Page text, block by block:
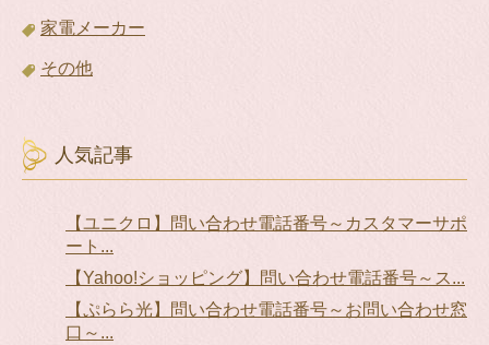
家電メーカー
その他
人気記事
【ユニクロ】問い合わせ電話番号～カスタマーサポ
ート...
【Yahoo!ショッピング】問い合わせ電話番号～ス...
【ぷらら光】問い合わせ電話番号～お問い合わせ窓
口～...